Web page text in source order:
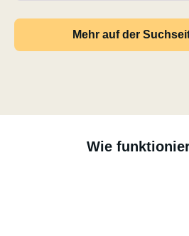
Mehr auf der
Wie